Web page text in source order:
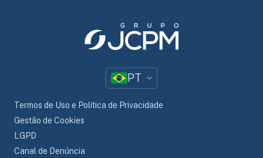
PT
Termos de Uso e Política de Privacidade
Gestão de Cookies
LGPD
Canal de Denúncia